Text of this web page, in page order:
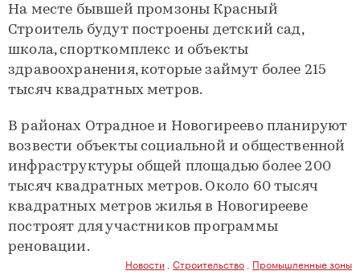
На месте бывшей промзоны Красный
Строитель будут построены детский сад,
школа, спорткомплекс и объекты
здравоохранения, которые займут более 215
тысяч квадратных метров.
В районах Отрадное и Новогиреево планируют
возвести объекты социальной и общественной
инфраструктуры общей площадью более 200
тысяч квадратных метров. Около 60 тысяч
квадратных метров жилья в Новогирееве
построят для участников программы
реновации.
Новости Строительство Промышленные зоны